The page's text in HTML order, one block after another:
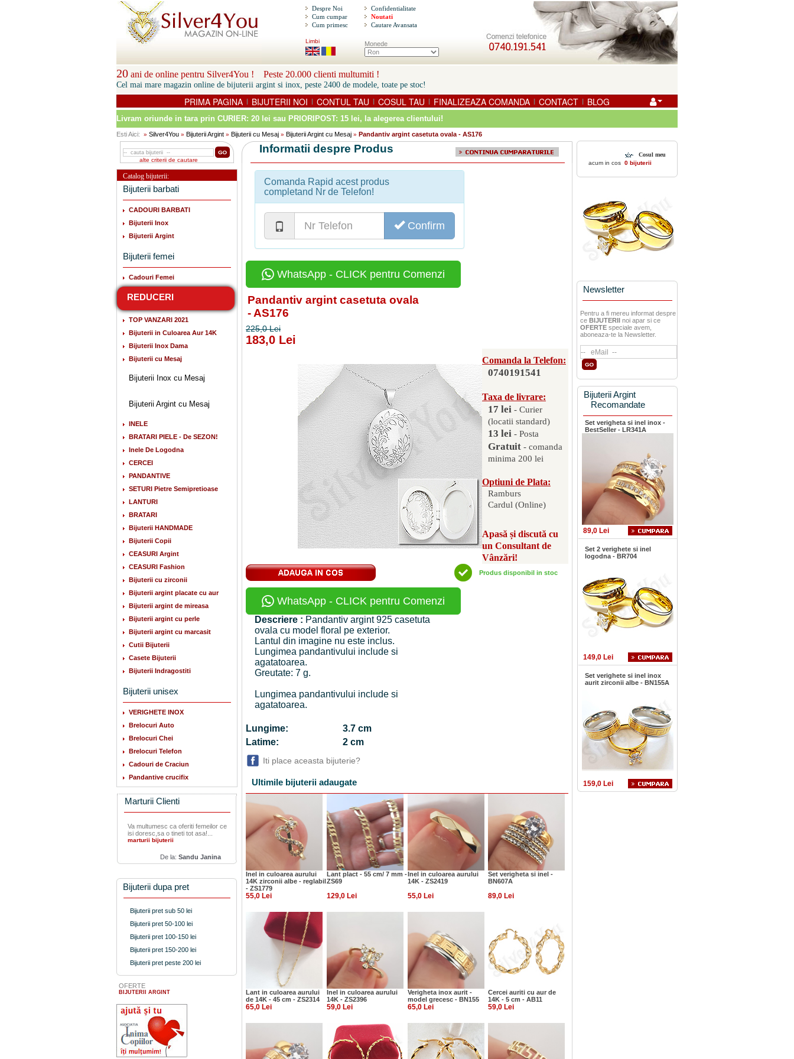
Despre Noi
Cum cumpar
Cum primesc
Confidentialitate
Noutati
Cautare Avansata
Limbi Monede
20 ani de online pentru Silver4You ! Peste 20.000 clienti multumiti !
Cel mai mare magazin online de bijuterii argint si inox, peste 2400 de modele, toate pe stoc!
PRIMA PAGINA | BIJUTERII NOI | CONTUL TAU | COSUL TAU | FINALIZEAZA COMANDA | CONTACT | BLOG
Livram oriunde in tara prin CURIER: 20 lei sau PRIORIPOST: 15 lei, la alegerea clientului!
Esti Aici: » Silver4You » Bijuterii Argint » Bijuterii cu Mesaj » Bijuterii Argint cu Mesaj » Pandantiv argint casetuta ovala - AS176
alte criterii de cautare
Catalog bijuterii:
Bijuterii barbati
CADOURI BARBATI
Bijuterii Inox
Bijuterii Argint
Bijuterii femei
Cadouri Femei
REDUCERI
TOP VANZARI 2021
Bijuterii in Culoarea Aur 14K
Bijuterii Inox Dama
Bijuterii cu Mesaj
Bijuterii Inox cu Mesaj
Bijuterii Argint cu Mesaj
INELE
BRATARI PIELE - De SEZON!
Inele De Logodna
CERCEI
PANDANTIVE
SETURI Pietre Semipretioase
LANTURI
BRATARI
Bijuterii HANDMADE
Bijuterii Copii
CEASURI Argint
CEASURI Fashion
Bijuterii cu zirconii
Bijuterii argint placate cu aur
Bijuterii argint de mireasa
Bijuterii argint cu perle
Bijuterii argint cu marcasit
Cutii Bijuterii
Casete Bijuterii
Bijuterii Indragostiti
Bijuterii unisex
VERIGHETE INOX
Brelocuri Auto
Brelocuri Chei
Brelocuri Telefon
Cadouri de Craciun
Pandantive crucifix
Marturii Clienti
Va multumesc ca oferiti femeilor ce
isi doresc,sa o tineti tot asa!...
marturii bijuterii
De la: Sandu Janina
Bijuterii dupa pret
Bijuterii pret sub 50 lei
Bijuterii pret 50-100 lei
Bijuterii pret 100-150 lei
Bijuterii pret 150-200 lei
Bijuterii pret peste 200 lei
OFERTE
BIJUTERII ARGINT
Informatii despre Produs
Comanda Rapid acest produs
completand Nr de Telefon!
Confirm
WhatsApp - CLICK pentru Comenzi
Pandantiv argint casetuta ovala
- AS176
225,0 Lei
183,0 Lei
Comanda la Telefon:
0740191541
Taxa de livrare:
17 lei - Curier
(locatii standard)
13 lei - Posta
Gratuit - comanda
minima 200 lei
Optiuni de Plata:
Ramburs
Cardul (Online)
Apasă și discută cu
un Consultant de
Vânzări!
Produs disponibil in stoc
WhatsApp - CLICK pentru Comenzi
Descriere : Pandantiv argint 925 casetuta
ovala cu model floral pe exterior.
Lantul din imagine nu este inclus.
Lungimea pandantivului include si
agatatoarea.
Greutate: 7 g.
Lungimea pandantivului include si
agatatoarea.
Lungime:
3.7 cm
Latime:
2 cm
Iti place aceasta bijuterie?
Ultimile bijuterii adaugate
Inel in culoarea aurului
14K zirconii albe - reglabil
- ZS1779
Lant plact - 55 cm/ 7 mm -
ZS69
Inel in culoarea aurului
14K - ZS2419
Set verigheta si inel -
BN607A
55,0 Lei 129,0 Lei 55,0 Lei 89,0 Lei
Lant in culoarea aurului
de 14K - 45 cm - ZS2314
Inel in culoarea aurului
14K - ZS2396
Verigheta inox aurit -
model grecesc - BN155
Cercei auriti cu aur de
14K - 5 cm - AB11
65,0 Lei 59,0 Lei 65,0 Lei 59,0 Lei
Cosul meu
acum in cos 0 bijuterii
Newsletter
Pentru a fi mereu informat despre
ce BIJUTERII noi apar si ce
OFERTE speciale avem,
aboneaza-te la Newsletter.
Bijuterii Argint
Recomandate
Set verigheta si inel inox -
BestSeller - LR341A
89,0 Lei
Set 2 verighete si inel
logodna - BR704
149,0 Lei
Set verighete si inel inox
aurit zirconii albe - BN155A
159,0 Lei